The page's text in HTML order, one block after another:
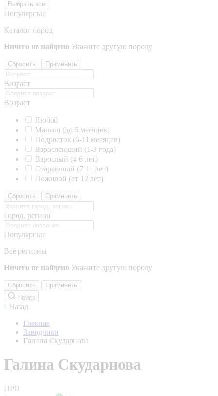
Выбрать все
Популярные
Каталог пород
Ничего не найдено Укажите другую породу
Сбросить Применить
Возраст
Возраст
Любой
Малыш (до 6 месяцев)
Подросток (6-11 месяцев)
Взрослеющий (1-3 года)
Взрослый (4-6 лет)
Стареющий (7-11 лет)
Пожилой (от 12 лет)
Сбросить Применить
Город, регион
Популярные
Все регионы
Ничего не найдено Укажите другую породу
Сбросить
Применить
Поиск
Назад
Главная
Заводчики
Галина Скударнова
Галина Скударнова
ПРО